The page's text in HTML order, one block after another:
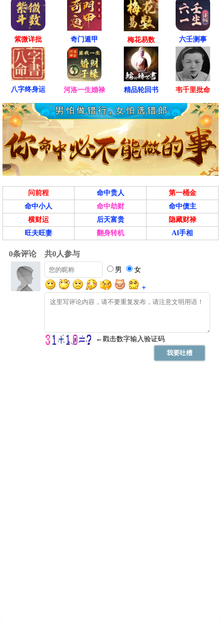
紫微详批 奇门遁甲 梅花易数 六壬测事
八字终身运 河洛一生婚禄 精品轮回书 韦千里批命
问前程 命中贵人
第一桶金
命中小人
命中劫财
命中债主
横财运
后天富贵
隐藏财禄
旺夫旺妻
翻身转机 AI手相